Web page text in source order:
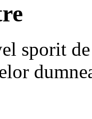
sporit